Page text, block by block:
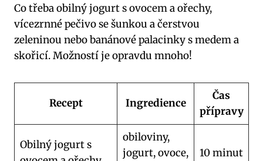
Co třeba obilný jogurt s ovocem a ořechy,
vícezrnné pečivo se šunkou a čerstvou
zeleninou nebo banánové palacinky s medem a
skořicí. Možností je opravdu mnoho!
Recept Ingredience
Čas
přípravy
Obilný jogurt s
obiloviny,
jogurt, ovoce,
10 minut